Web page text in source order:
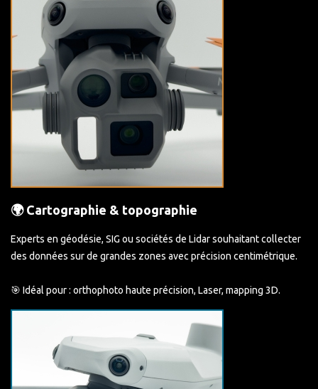
🌍 Cartographie & topographie
Experts en géodésie, SIG ou sociétés de Lidar souhaitant collecter
des données sur de grandes zones avec précision centimétrique.
🎯 Idéal pour : orthophoto haute précision, Laser, mapping 3D.